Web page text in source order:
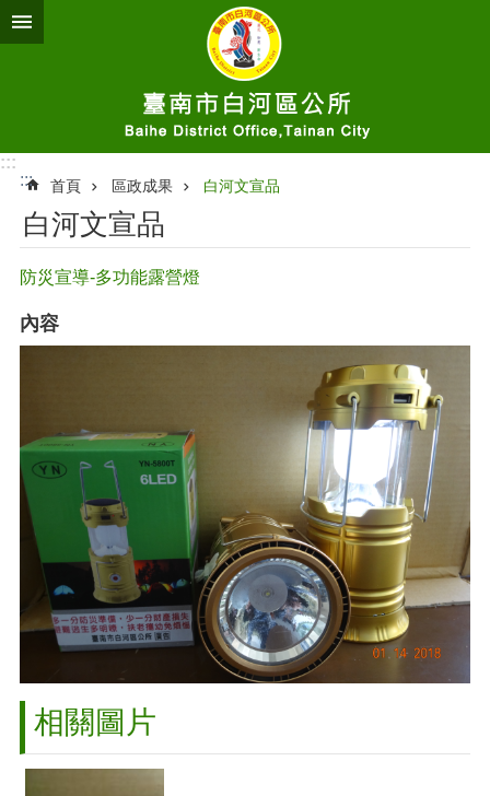
跳到主要內容區塊
:::
:::
首頁 區政成果 白河文宣品
白河文宣品
防災宣導-多功能露營燈
內容
相關圖片